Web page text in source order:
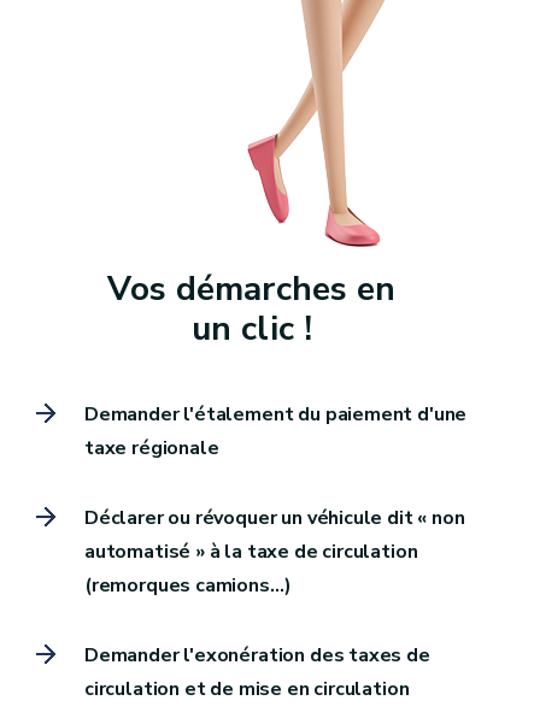
Vos démarches en
un clic !
Demander l'étalement du paiement d'une
taxe régionale
Déclarer ou révoquer un véhicule dit « non
automatisé » à la taxe de circulation
(remorques camions…)
Demander l'exonération des taxes de
circulation et de mise en circulation